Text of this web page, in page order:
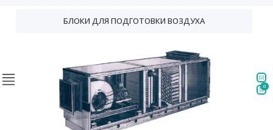
БЛОКИ ДЛЯ ПОДГОТОВКИ ВОЗДУХА
0